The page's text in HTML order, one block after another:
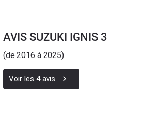
AVIS SUZUKI IGNIS 3
(de 2016 à 2025)
Voir les 4avis